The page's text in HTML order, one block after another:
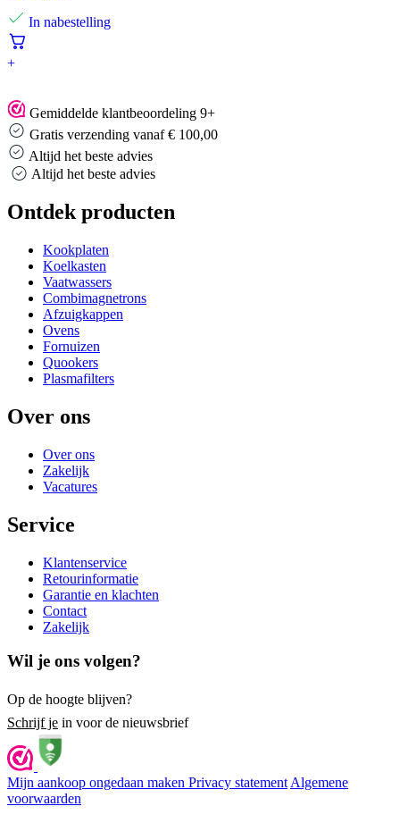
In nabestelling
+
Gemiddelde klantbeoordeling 9+
Gratis verzending vanaf € 100,00
Altijd het beste advies
Altijd het beste advies
Ontdek producten
Kookplaten
Koelkasten
Vaatwassers
Combimagnetrons
Afzuigkappen
Ovens
Fornuizen
Quookers
Plasmafilters
Over ons
Over ons
Zakelijk
Vacatures
Service
Klantenservice
Retourinformatie
Garantie en klachten
Contact
Zakelijk
Wil je ons volgen?
Op de hoogte blijven?
Schrijf je in voor de nieuwsbrief
Mijn aankoop ongedaan maken Privacy statement Algemene
voorwaarden